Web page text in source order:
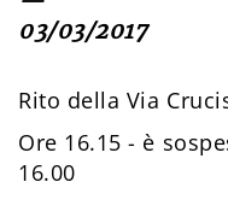
03/03/2017
Rito della Via
Ore 16.15 - è
16.00